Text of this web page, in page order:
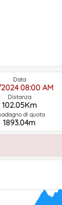
Data
08:00 AM
Distanza
102.05Km
di quota
1893.04m